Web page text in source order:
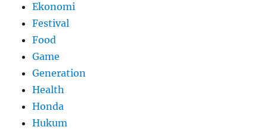
Ekonomi
Festival
Food
Game
Generation
Health
Honda
Hukum